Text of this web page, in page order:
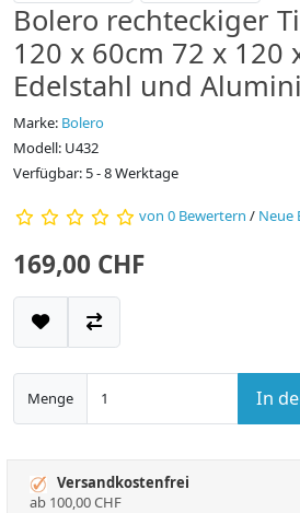
Bolero rechteckiger
120 x 60cm 72 x 120
Edelstahl und
Marke: Bolero
Modell: U432
Verfügbar: 5 - 8 Werktage
von 0 Bewertern / Neue
169,00 CHF
Menge In
Versandkostenfrei
ab 100,00 CHF